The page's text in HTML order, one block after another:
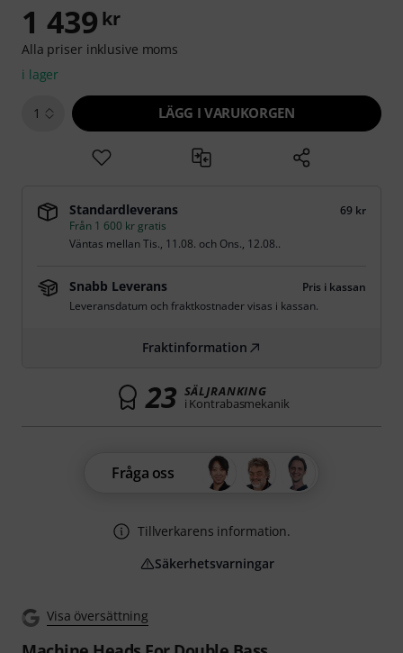
Visa översättning
1 439 kr
Alla priser inklusive moms
i lager
1 LÄGG I VARUKORGEN
Standardleverans
69 kr
Från 1 600 kr gratis
Väntas mellanTis., 11.08. och Ons., 12.08..
Snabb Leverans
Pris i kassan
Leveransdatum och fraktkostnader visas i kassan.
Fraktinformation
23 SÄLJRANKING
i Kontrabasmekanik
Fråga oss
Tillverkarens information.
Säkerhetsvarningar